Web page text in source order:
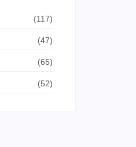
(117)
(47)
(65)
(52)